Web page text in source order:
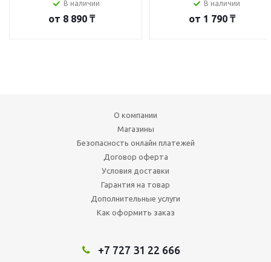
В наличии
от 8 890 ₸
В наличии
от 1 790 ₸
О компании
Магазины
Безопасность онлайн платежей
Договор оферта
Условия доставки
Гарантия на товар
Дополнительные услуги
Как оформить заказ
+7 727 31 22 666